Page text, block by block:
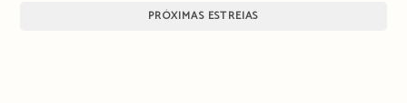
PRÓXIMAS ESTREIAS